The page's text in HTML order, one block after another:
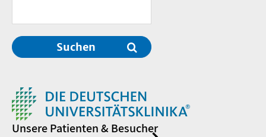
Suchen
Unsere Patienten & Besucher